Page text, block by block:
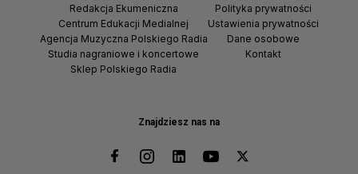
Znajdziesz nas na
Redakcja Ekumeniczna
Centrum Edukacji Medialnej
Agencja Muzyczna Polskiego Radia
Studia nagraniowe i koncertowe
Sklep Polskiego Radia
Polityka prywatności
Ustawienia prywatności
Dane osobowe
Kontakt